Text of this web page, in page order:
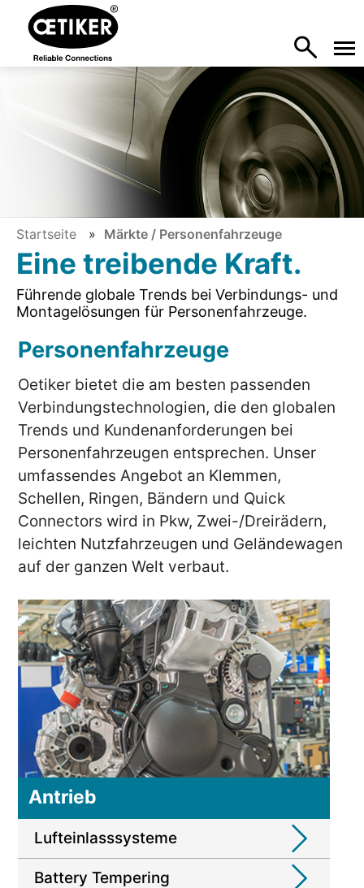
Eine treibende Kraft.
Führende globale Trends bei Verbindungs- und
Montagelösungen für Personenfahrzeuge.
Startseite Märkte / Personenfahrzeuge
Personenfahrzeuge
Oetiker bietet die am besten passenden
Verbindungstechnologien, die den globalen
Trends und Kundenanforderungen bei
Personenfahrzeugen entsprechen. Unser
umfassendes Angebot an Klemmen,
Schellen, Ringen, Bändern und Quick
Connectors wird in Pkw, Zwei-/Dreirädern,
leichten Nutzfahrzeugen und Geländewagen
auf der ganzen Welt verbaut.
Antrieb
Lufteinlasssysteme
Battery Tempering